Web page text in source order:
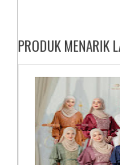
PRODUK MENARIK